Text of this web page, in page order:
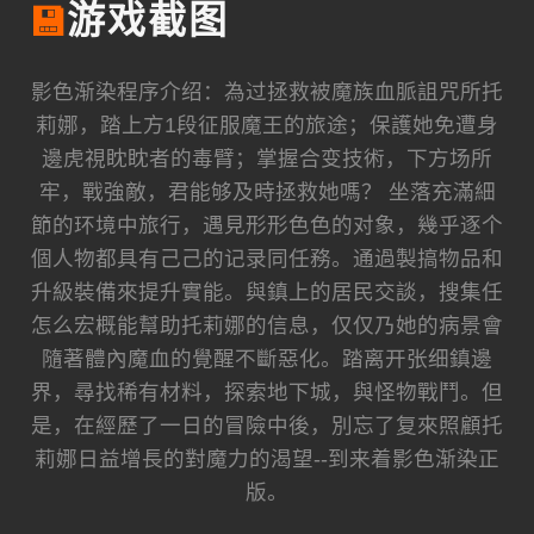
💾游戏截图
影色渐染程序介绍：為过拯救被魔族血脈詛咒所托
莉娜，踏上方1段征服魔王的旅途；保護她免遭身
邊虎視眈眈者的毒臂；掌握合变技術，下方场所
牢，戰強敵，君能够及時拯救她嗎？ 坐落充滿細
節的环境中旅行，遇見形形色色的对象，幾乎逐个
個人物都具有己己的记录同任務。通過製搞物品和
升級裝備來提升實能。與鎮上的居民交談，搜集任
怎么宏概能幫助托莉娜的信息，仅仅乃她的病景會
隨著體內魔血的覺醒不斷惡化。踏离开张细鎮邊
界，尋找稀有材料，探索地下城，與怪物戰鬥。但
是，在經歷了一日的冒險中後，別忘了复來照顧托
莉娜日益增長的對魔力的渴望--到来着影色渐染正
版。